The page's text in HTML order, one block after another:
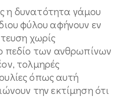
δυνατότητα γάμου
φύλου αφήνουν εν
χωρίς
πεδίο των ανθρωπίνων
τολμηρές
όπως αυτή
την εκτίμηση ότι